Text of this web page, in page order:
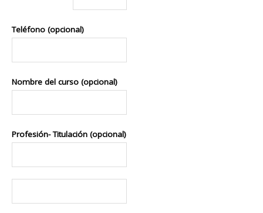
Teléfono (opcional)
Nombre del curso (opcional)
Profesión- Titulación (opcional)